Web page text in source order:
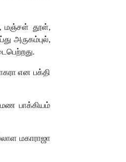
மஞ்சள் தூள்,
அருகம்புல்,
என பக்தி
பாக்கியம்
மகாராஜா